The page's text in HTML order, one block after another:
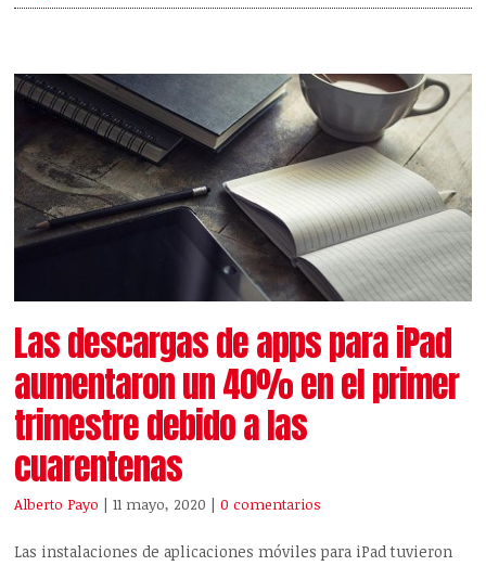
Las descargas de apps para iPad
aumentaron un 40% en el primer
trimestre debido a las
cuarentenas
Alberto Payo | 11 mayo, 2020 |0 comentarios
Las instalaciones de aplicaciones móviles para iPad tuvieron